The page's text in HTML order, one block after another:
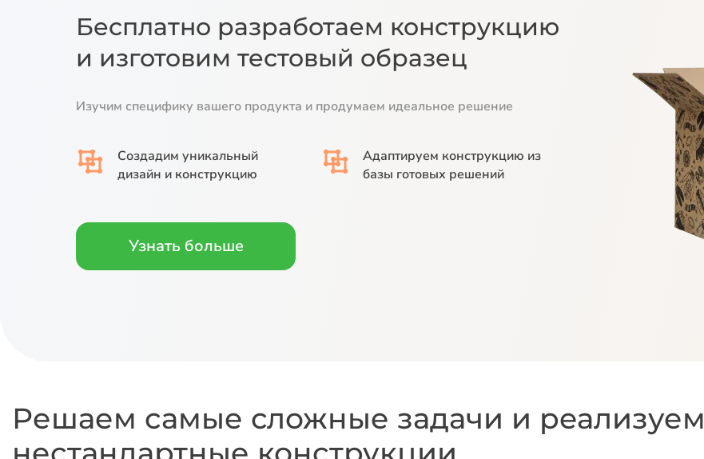
Бесплатно разработаем конструкцию
и изготовим тестовый образец
Изучим специфику вашего продукта и продумаем идеальное решение
Создадим уникальный
дизайн и конструкцию
Адаптируем конструкцию из
базы готовых решений
Узнать больше
Решаем самые сложные задачи и реализуем